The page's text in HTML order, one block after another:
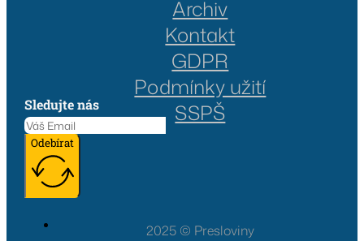
Archiv
Kontakt
GDPR
Podmínky užití
SSPŠ
Sledujte nás
Odebírat
2025 © Presloviny